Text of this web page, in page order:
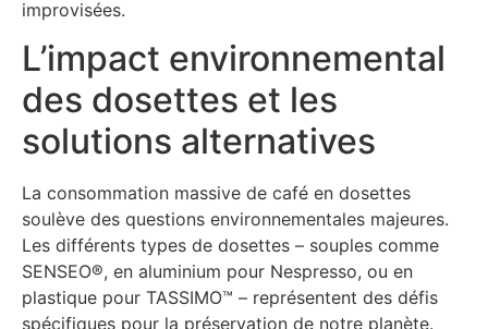
improvisées.
L’impact environnemental
des dosettes et les
solutions alternatives
La consommation massive de café en dosettes
soulève des questions environnementales majeures.
Les différents types de dosettes – souples comme
SENSEO®, en aluminium pour Nespresso, ou en
plastique pour TASSIMO™ – représentent des défis
spécifiques pour la préservation de notre planète.